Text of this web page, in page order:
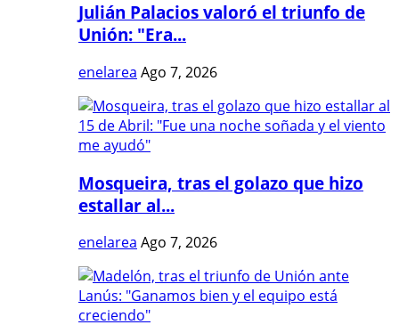
Julián Palacios valoró el triunfo de
Unión: "Era...
enelarea Ago 7, 2026
Mosqueira, tras el golazo que hizo
estallar al...
enelarea Ago 7, 2026